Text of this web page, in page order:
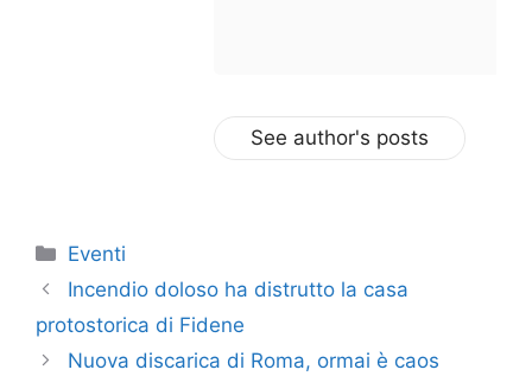
See author's posts
Categorie
Eventi
Incendio doloso ha distrutto la casa
protostorica di Fidene
Nuova discarica di Roma, ormai è caos